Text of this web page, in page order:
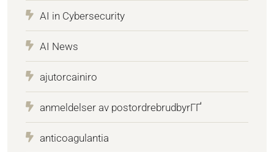
AI in Cybersecurity
AI News
ajutorcainiro
anmeldelser av postordrebrudbyrГҐ
anticoagulantia